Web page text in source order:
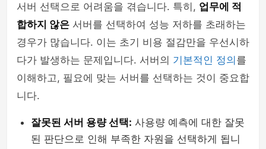
서버 선택으로 어려움을 겪습니다. 특히, 업무에 적
합하지 않은 서버를 선택하여 성능 저하를 초래하는
경우가 많습니다. 이는 초기 비용 절감만을 우선시하
다가 발생하는 문제입니다. 서버의 기본적인 정의 를
이해하고, 필요에 맞는 서버를 선택하는 것이 중요합
니다.
잘못된 서버 용량 선택: 사용량 예측에 대한 잘못
된 판단으로 인해 부족한 자원을 선택하게 됩니